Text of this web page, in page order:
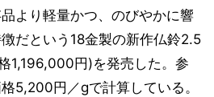
より軽量かつ、のびやかに響
だという18金製の新作仏鈴2.5
1,196,000円)を発売した。参
5,200円／gで計算している。